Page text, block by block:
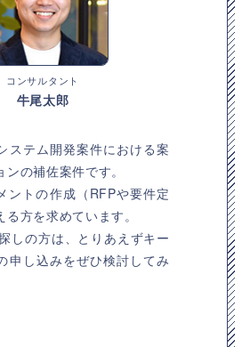
コンサルタント
牛尾太郎
ステム開発案件における案
の補佐案件です。
ントの作成（RFPや要件定
方を求めています。
しの方は、とりあえずキー
申し込みをぜひ検討してみ